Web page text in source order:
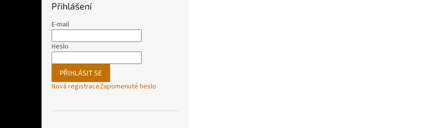
Přihlášení
E-mail
Heslo
PŘIHLÁSIT SE
Nová registraceZapomenuté heslo